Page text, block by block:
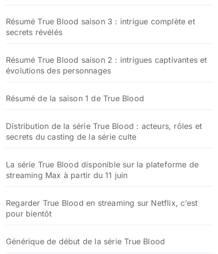
Résumé True Blood saison 3 : intrigue complète et
secrets révélés
Résumé True Blood saison 2 : intrigues captivantes et
évolutions des personnages
Résumé de la saison 1 de True Blood
Distribution de la série True Blood : acteurs, rôles et
secrets du casting de la série culte
La série True Blood disponible sur la plateforme de
streaming Max à partir du 11 juin
Regarder True Blood en streaming sur Netflix, c’est
pour bientôt
Générique de début de la série True Blood